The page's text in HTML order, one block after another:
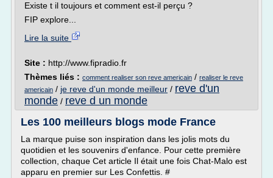
Existe t il toujours et comment est-il perçu ?
FIP explore...
Lire la suite
Site : http://www.fipradio.fr
Thèmes liés : comment realiser son reve americain / realiser le reve
americain / je reve d'un monde meilleur / reve d'un
monde / reve d un monde
Les 100 meilleurs blogs mode France
La marque puise son inspiration dans les jolis mots du
quotidien et les souvenirs d'enfance. Pour cette première
collection, chaque Cet article Il était une fois Chat-Malo est
apparu en premier sur Les Confettis. #